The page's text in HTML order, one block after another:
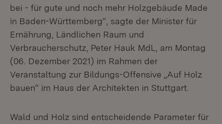
bei - für gute und noch mehr Holzgebäude Made
in Baden-Württemberg“, sagte der Minister für
Ernährung, Ländlichen Raum und
Verbraucherschutz, Peter Hauk MdL, am Montag
(06. Dezember 2021) im Rahmen der
Veranstaltung zur Bildungs-Offensive „Auf Holz
bauen“ im Haus der Architekten in Stuttgart.
Wald und Holz sind entscheidende Parameter für